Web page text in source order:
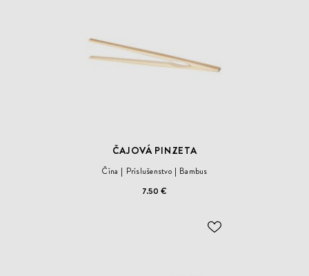
ČAJOVÁ PINZETA
Čína Príslušenstvo
Bambus
7.50 €
ODOBER